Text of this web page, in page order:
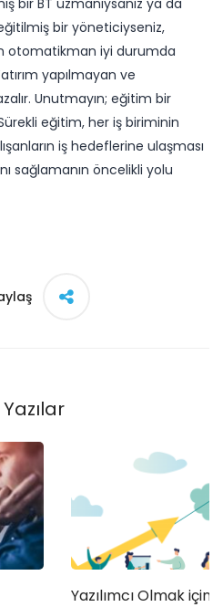
bir BT uzmanıysanız ya da
bir yöneticiyseniz,
otomatikman iyi durumda
yapılmayan ve
Unutmayın; eğitim bir
eğitim, her iş biriminin
iş hedeflerine ulaşması
sağlamanın öncelikli yolu
Yazılımcı Olmak için